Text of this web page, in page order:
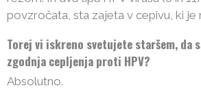
povzročata, sta zajeta v cepivu, ki je
Torej vi iskreno svetujete staršem, da
zgodnja cepljenja proti HPV?
Absolutno.